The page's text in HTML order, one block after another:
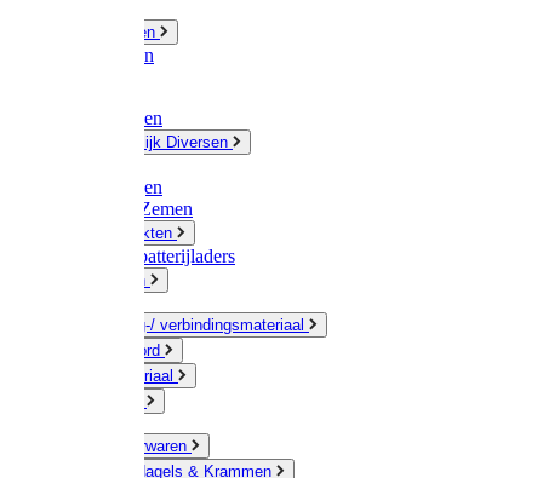
Olie / Vetten
Chemicalien
Plasticzakken
Huishoudelijk Diversen
Zaksluitingen
Sponzen / Zemen
Zeepprodukten
Batterij & batterijladers
Zaklampen
Verpakking-/ verbindingsmateriaal
Touw / Koord
Afdekmateriaal
Kleine ijzerwaren
Spijkers, Nagels & Krammen